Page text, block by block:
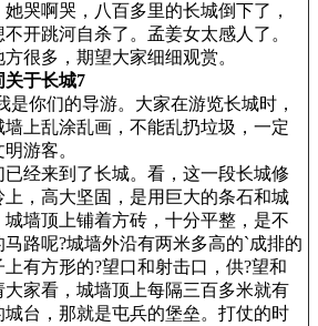
哭啊哭，八百多里的长城倒下了，
开跳河自杀了。孟姜女太感人了。
很多，期望大家细细观赏。
关于长城7
你们的导游。大家在游览长城时，
墙上乱涂乱画，不能乱扔垃圾，一定
游客。
经来到了长城。看，这一段长城修
上，高大坚固，是用巨大的条石和城
城墙顶上铺着方砖，十分平整，是不
马路呢?城墙外沿有两米多高的`成排的
有方形的?望口和射击口，供?望和
大家看，城墙顶上每隔三百多米就有
城台，那就是屯兵的堡垒。打仗的时